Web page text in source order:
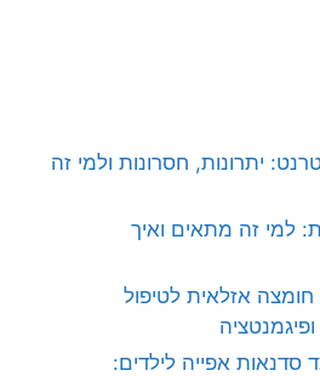
יתרונות, חסרונות ולמי זה
למי זה מתאים ואיך
אזלאית לטיפול
סדנאות אפייה לילדים: